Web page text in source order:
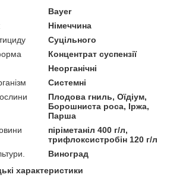
Bayer
Німеччина
Суцільного
Концентрат суспензії
Неорганічні
Системні
Плодова гниль, Оїдіум,
Борошниста роса, Іржа,
Парша
піріметаніл 400 г/л,
трифлоксистробін 120 г/л
Виноград
характеристики